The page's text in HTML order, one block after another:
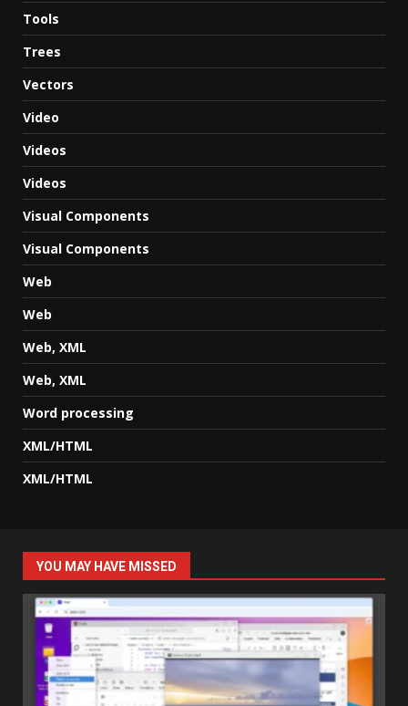
Tools
Trees
Vectors
Video
Videos
Videos
Visual Components
Visual Components
Web
Web
Web, XML
Web, XML
Word processing
XML/HTML
XML/HTML
YOU MAY HAVE MISSED